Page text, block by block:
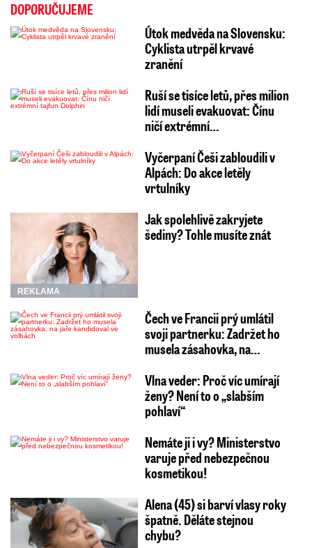
Dnes:
Zítra:Jasno, bouřky. Noc 16 až 21, den
27 až 31 °C.
Jasno, bouřky. Noc 15 až 19, den
Video se připravuje ...
Následky bouřek v Česku: Přehnaly se i kroupy a
Zdroj: HZS Královéhradeckého kraje
DOPORUČUJEME
Útok medvěda na Slovensku:
Cyklista utrpěl krvavé
zranění
Ruší se tisíce letů, přes milion
lidí museli evakuovat: Čínu
ničí extrémní…
Vyčerpaní Češi zabloudili v
Alpách: Do akce letěly
vrtulníky
REKLAMA
Jak spolehlivě zakryjete
šediny? Tohle musíte znát
Čech ve Francii prý umlátil
svoji partnerku: Zadržet ho
musela zásahovka, na…
Vlna veder: Proč víc umírají
ženy? Není to o „slabším
pohlaví“
Nemáte ji i vy? Ministerstvo
varuje před nebezpečnou
kosmetikou!
Alena (45) si barví vlasy roky
špatně. Děláte stejnou
chybu?